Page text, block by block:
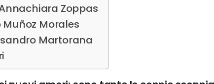
Zoppas
Muñoz Morales
Martorana